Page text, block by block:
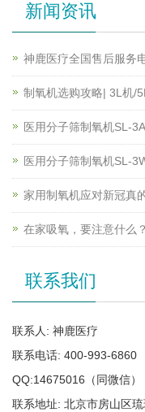
新闻资讯
神鹿医疗全国售后服务
制氧机选购攻略| 3L机/
医用分子筛制氧机SL-
医用分子筛制氧机SL-
家用制氧机应对新冠真
在家吸氧，要注意什么？
联系我们
联系人: 神鹿医疗
联系电话: 400-993-6860
QQ:14675016（同微信）
联系地址: 北京市房山区